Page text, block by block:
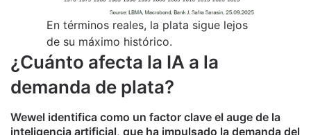
En términos reales, la plata sigue lejos
de su máximo histórico.
¿Cuánto afecta la IA a la
demanda de plata?
Wewel identifica como un factor clave el auge de la
inteligencia artificial, que ha impulsado la demanda del